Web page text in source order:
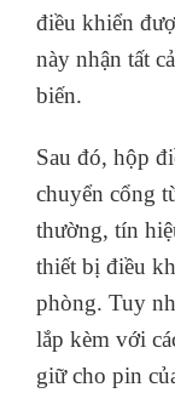
điều khiển
này nhận tất
biến.
Sau đó, hộp
chuyển cổng
thường, tín
thiết bị điều
phòng. Tuy
lắp kèm với
giữ cho pin